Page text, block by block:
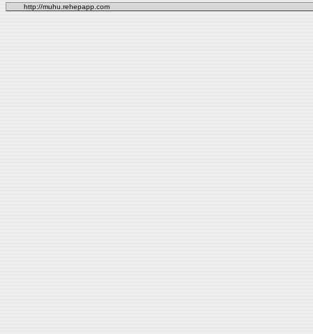
http://muhu.rehepapp.com